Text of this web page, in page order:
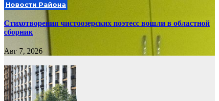
Новости Района
Стихотворения чистоозерских поэтесс вошли в областной
сборник
Авг 7, 2026